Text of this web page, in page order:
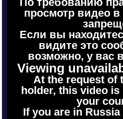
просмотр видео
Если вы
видите это
возможно, у вас
Viewing
At the request of
holder, this video is
your
If you are in